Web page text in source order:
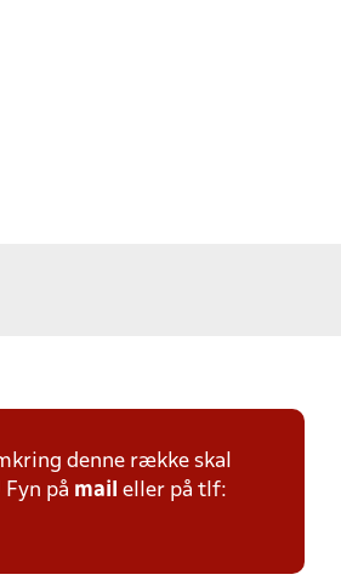
denne række skal
på mail eller på tlf: